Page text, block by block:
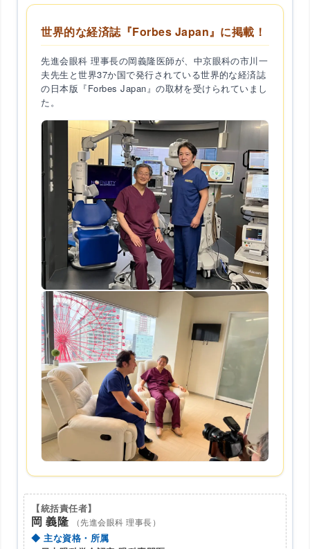
世界的な経済誌『Forbes Japan』に掲載！
先進会眼科 理事長の岡義隆医師が、中京眼科の市川一
夫先生と世界37か国で発行されている世界的な経済誌
の日本版『Forbes Japan』の取材を受けられていまし
た。
【統括責任者】
岡 義隆 （先進会眼科 理事長）
◆ 主な資格・所属